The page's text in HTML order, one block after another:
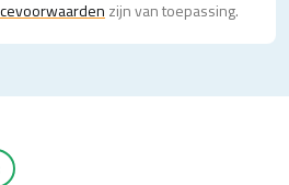
zijn van toepassing.